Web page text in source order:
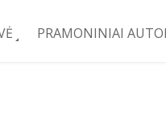
PRAMONINIAI